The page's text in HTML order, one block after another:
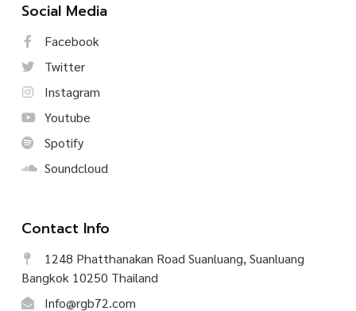
Social Media
Facebook
Twitter
Instagram
Youtube
Spotify
Soundcloud
Contact Info
1248 Phatthanakan Road Suanluang, Suanluang
Bangkok 10250 Thailand
Info@rgb72.com